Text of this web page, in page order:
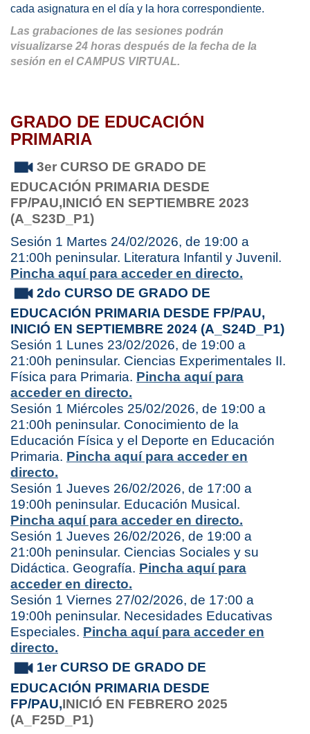
cada asignatura en el día y la hora correspondiente.
Las grabaciones de las sesiones podrán
visualizarse 24 horas después de la fecha de la
sesión en el CAMPUS VIRTUAL.
GRADO DE EDUCACIÓN
PRIMARIA
3er CURSO DE GRADO DE
EDUCACIÓN PRIMARIA DESDE
FP/PAU,INICIÓ EN SEPTIEMBRE 2023
(A_S23D_P1)
Sesión 1 Martes 24/02/2026, de 19:00 a
21:00h peninsular. Literatura Infantil y Juvenil.
Pincha aquí para acceder en directo.
2do CURSO DE GRADO DE
EDUCACIÓN PRIMARIA DESDE FP/PAU,
INICIÓ EN SEPTIEMBRE 2024 (A_S24D_P1)
Sesión 1 Lunes 23/02/2026, de 19:00 a
21:00h peninsular. Ciencias Experimentales II.
Física para Primaria. Pincha aquí para
acceder en directo.
Sesión 1 Miércoles 25/02/2026, de 19:00 a
21:00h peninsular. Conocimiento de la
Educación Física y el Deporte en Educación
Primaria. Pincha aquí para acceder en
directo.
Sesión 1 Jueves 26/02/2026, de 17:00 a
19:00h peninsular. Educación Musical.
Pincha aquí para acceder en directo.
Sesión 1 Jueves 26/02/2026, de 19:00 a
21:00h peninsular. Ciencias Sociales y su
Didáctica. Geografía. Pincha aquí para
acceder en directo.
Sesión 1 Viernes 27/02/2026, de 17:00 a
19:00h peninsular. Necesidades Educativas
Especiales. Pincha aquí para acceder en
directo.
1er CURSO DE GRADO DE
EDUCACIÓN PRIMARIA DESDE
FP/PAU,INICIÓ EN FEBRERO 2025
(A_F25D_P1)